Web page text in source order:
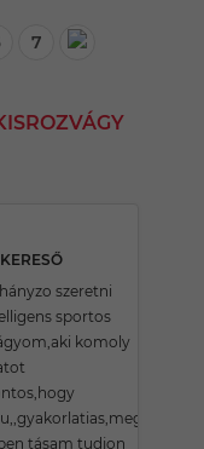
7
szeretni
sportos
komoly
tásam tudjon